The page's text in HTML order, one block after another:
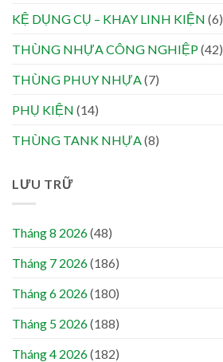
KỆ DỤNG CỤ – KHAY LINH KIỆN (6)
THÙNG NHỰA CÔNG NGHIỆP(42)
THÙNG PHUY NHỰA(7)
PHỤ KIỆN (14)
THÙNG TANK NHỰA(8)
LƯU TRỮ
Tháng 8 2026(48)
Tháng 7 2026(186)
Tháng 6 2026(180)
Tháng 5 2026(188)
Tháng 4 2026(182)